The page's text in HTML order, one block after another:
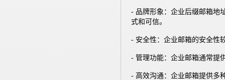
- 品牌形象：企业后缀邮箱地
式和可信。
- 安全性：企业邮箱的安全性
- 管理功能：企业邮箱通常提
- 高效沟通：企业邮箱提供多